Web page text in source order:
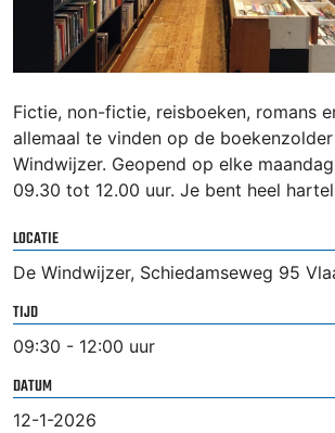
Fictie, non-fictie, reisboeken, romans
allemaal te vinden op de
Windwijzer. Geopend op elke
09.30 tot 12.00 uur. Je bent heel
LOCATIE
De Windwijzer, Schiedamseweg 95
TIJD
09:30 - 12:00 uur
DATUM
12-1-2026